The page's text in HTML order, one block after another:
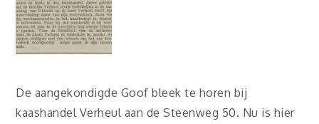
De aangekondigde Goof bleek te horen bij
kaashandel Verheul aan de Steenweg 50. Nu is hier